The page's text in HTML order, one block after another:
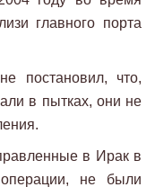
главного порта
постановил, что,
в пытках, они не
в Ирак в
не были